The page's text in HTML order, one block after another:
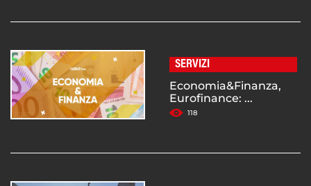
SERVIZI
Economia&Finanza,
Eurofinance: ...
118